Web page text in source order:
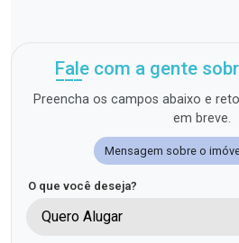
Fale com a gente
Preencha os campos abaixo e
em breve.
Mensagem sobre o
O que você deseja?
Quero Alugar